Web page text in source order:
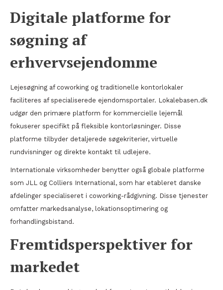
Digitale platforme for
søgning af
erhvervsejendomme
Lejesøgning af coworking og traditionelle kontorlokaler
faciliteres af specialiserede ejendomsportaler. Lokalebasen.dk
udgør den primære platform for kommercielle lejemål
fokuserer specifikt på fleksible kontorløsninger. Disse
platforme tilbyder detaljerede søgekriterier, virtuelle
rundvisninger og direkte kontakt til udlejere.
Internationale virksomheder benytter også globale platforme
som JLL og Colliers International, som har etableret danske
afdelinger specialiseret i coworking-rådgivning. Disse tjenester
omfatter markedsanalyse, lokationsoptimering og
forhandlingsbistand.
Fremtidsperspektiver for
markedet